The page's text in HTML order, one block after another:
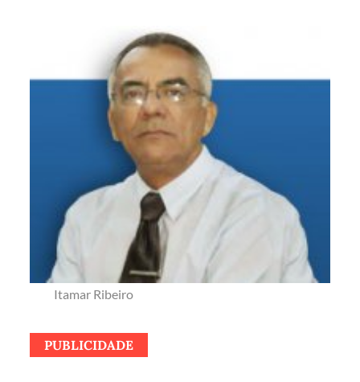
Itamar Ribeiro
PUBLICIDADE